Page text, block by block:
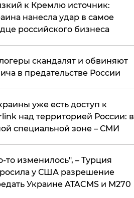
к Кремлю источник:
нанесла удар в самое
российского бизнеса
скандалят и обвиняют
в предательстве России
уже есть доступ к
над территорией России: в
специальной зоне – СМИ
то изменилось", – Турция
у США разрешение
Украине ATACMS и M270